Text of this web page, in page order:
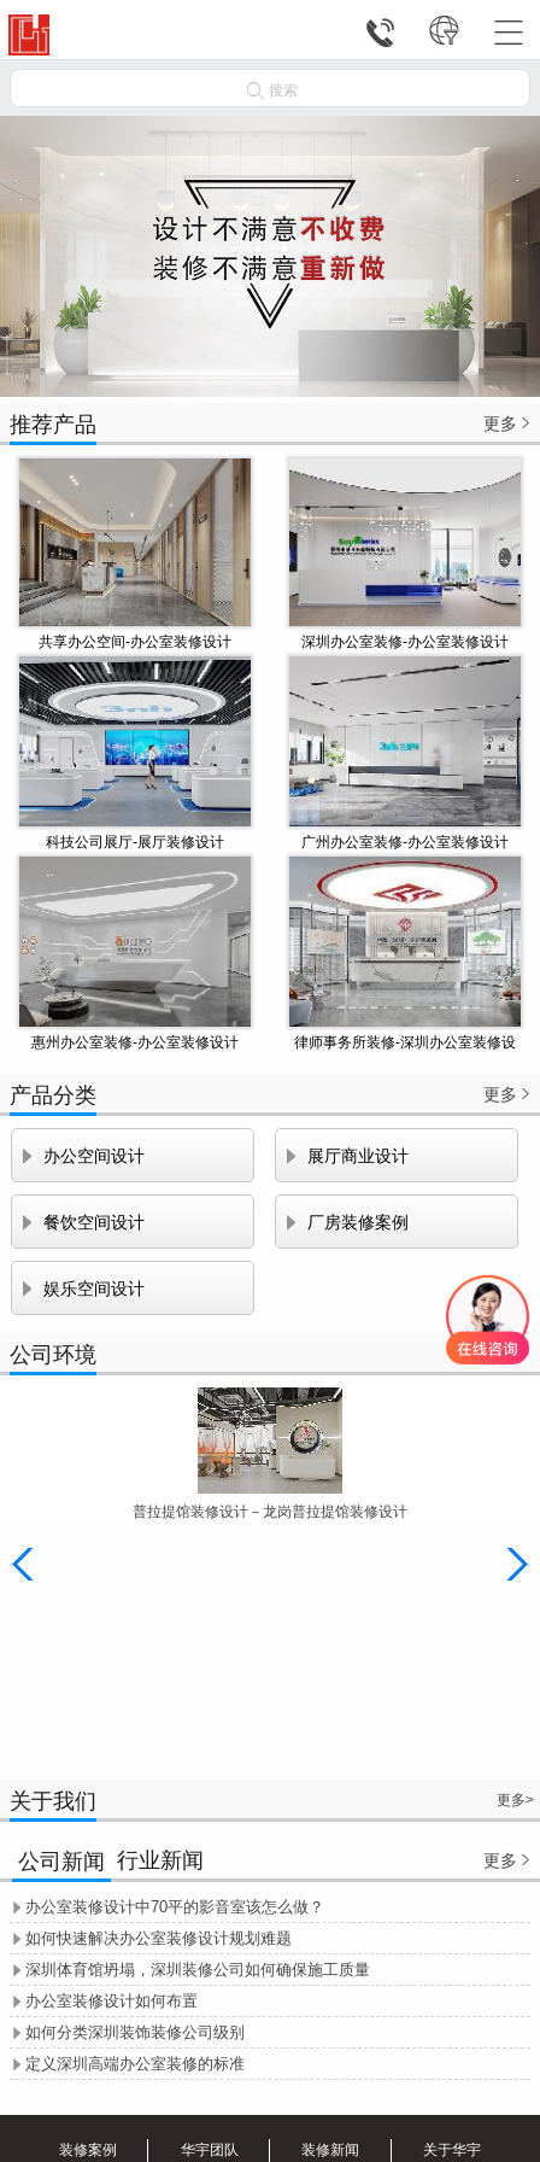



 搜索
推荐产品 更多 
共享办公空间-办公室装修设计 深圳办公室装修-办公室装修设计
科技公司展厅-展厅装修设计 广州办公室装修-办公室装修设计
惠州办公室装修-办公室装修设计
律师事务所装修-深圳办公室装修设
产品分类 更多 
 办公空间设计  展厅商业设计
 餐饮空间设计  厂房装修案例
 娱乐空间设计
公司环境 更多 
普拉提馆装修设计－龙岗普拉提馆装修设计
关于我们 更多>
公司新闻 行业新闻 更多 
 办公室装修设计中70平的影音室该怎么做？
 如何快速解决办公室装修设计规划难题
 深圳体育馆坍塌，深圳装修公司如何确保施工质量
 办公室装修设计如何布置
 如何分类深圳装饰装修公司级别
 定义深圳高端办公室装修的标准
装修案例 华宇团队 装修新闻 关于华宇